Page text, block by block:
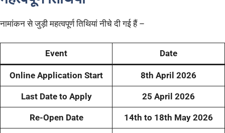
नामांकन से जुड़ी महत्वपूर्ण तिथियां नीचे दी गई हैं –
Event Date
Online Application Start 8th April 2026
Last Date to Apply 25 April 2026
Re-Open Date 14th to 18th May 2026